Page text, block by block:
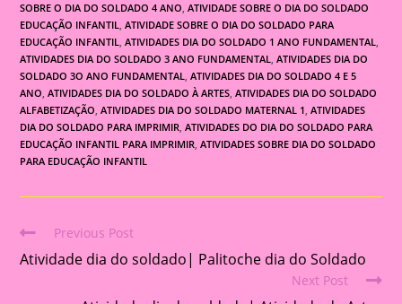
SOBRE O DIA DO SOLDADO 4 ANO, ATIVIDADE SOBRE O DIA DO SOLDADO
EDUCAÇÃO INFANTIL, ATIVIDADE SOBRE O DIA DO SOLDADO PARA
EDUCAÇÃO INFANTIL, ATIVIDADES DIA DO SOLDADO 1 ANO FUNDAMENTAL,
ATIVIDADES DIA DO SOLDADO 3 ANO FUNDAMENTAL, ATIVIDADES DIA DO
SOLDADO 3O ANO FUNDAMENTAL, ATIVIDADES DIA DO SOLDADO 4 E 5
ANO, ATIVIDADES DIA DO SOLDADO À ARTES, ATIVIDADES DIA DO SOLDADO
ALFABETIZAÇÃO, ATIVIDADES DIA DO SOLDADO MATERNAL 1, ATIVIDADES
DIA DO SOLDADO PARA IMPRIMIR, ATIVIDADES DO DIA DO SOLDADO PARA
EDUCAÇÃO INFANTIL PARA IMPRIMIR, ATIVIDADES SOBRE DIA DO SOLDADO
PARA EDUCAÇÃO INFANTIL
Read
more
Previous Post
Atividade dia do soldado| Palitoche dia do Soldado
Next Post